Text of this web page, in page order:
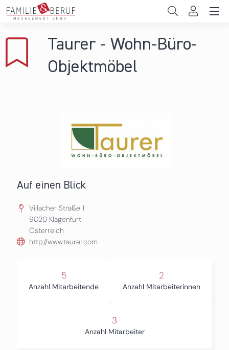
Direkt zum Inhalt
Gemeinden
Taurer - Wohn-Büro-
Objektmöbel
Auf einen Blick
Villacher Straße 1
9020 Klagenfurt
Österreich
http://www.taurer.com
5
Anzahl Mitarbeitende
2
Anzahl Mitarbeiterinnen
3
Anzahl Mitarbeiter